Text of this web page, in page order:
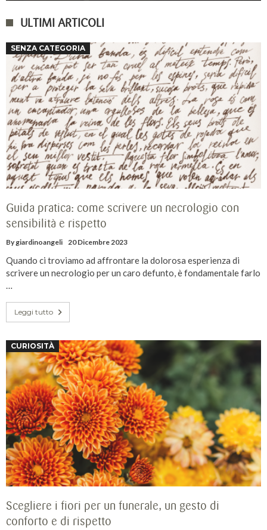
ULTIMI ARTICOLI
SENZA CATEGORIA
Guida pratica: come scrivere un necrologio con
sensibilità e rispetto
Bygiardinoangeli 20 Dicembre 2023
Quando ci troviamo ad affrontare la dolorosa esperienza di
scrivere un necrologio per un caro defunto, è fondamentale farlo
…
Leggi tutto
CURIOSITÀ
Scegliere i fiori per un funerale, un gesto di
conforto e di rispetto